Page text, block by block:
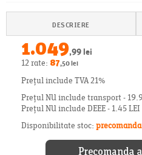
DESCRIERE
1.049,99 lei
12 rate: 87,50 lei
Prețul include TVA 21%
Prețul NU include transport -
Prețul NU include DEEE - 1.45
Disponibilitate stoc:precomanda